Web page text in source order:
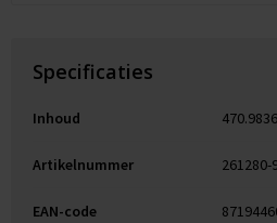
Specificaties
Inhoud 470.9836
Artikelnummer 261280-
EAN-code